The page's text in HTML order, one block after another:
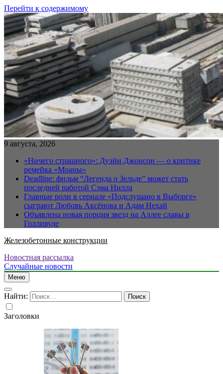
Перейти к содержимому
9 августа, 2026
«Ничего страшного»: Дуэйн Джонсон — о критике
ремейка «Моаны»
Deadline: фильм “Легенда о Зельде” может стать
последней работой Сэма Нилла
Главные роли в сериале «Подслушано в Выборге»
сыграют Любовь Аксёнова и Адам Нехай
Объявлена новая порция звезд на Аллее славы в
Голливуде
Железобетонные конструкции
Новостная рассылка
Случайные новости
Меню
Найти:
Заголовки